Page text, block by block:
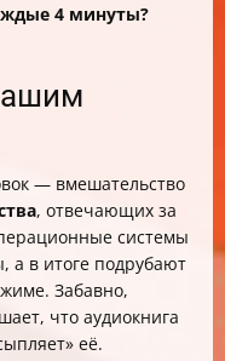
4 минуты?
— вмешательство
, отвечающих за
системы
а в итоге подрубают
Забавно,
что аудиокнига
её.